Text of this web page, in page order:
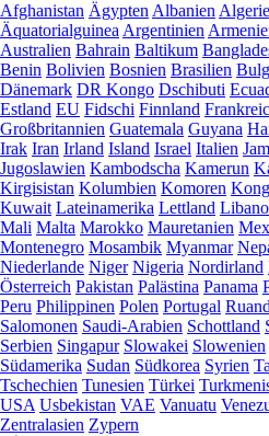
Afghanistan ÄgyptenAlbanien
ÄquatorialguineaArgentinien
Australien Bahrain Baltikum
Benin Bolivien Bosnien Brasilien
Dänemark DR Kongo Dschibuti
Estland EU Fidschi Finnland
Großbritannien Guatemala Guyana
Irak Iran Irland Island Israel Italien
Jugoslawien Kambodscha Kamerun
Kirgisistan Kolumbien Komoren
Kuwait Lateinamerika Lettland
Mali Malta Marokko Mauretanien
Montenegro Mosambik Myanmar
Niederlande Niger Nigeria Nordirland
Österreich Pakistan Palästina Panama
Peru Philippinen Polen Portugal
Salomonen Saudi-Arabien Schottland
Serbien Singapur Slowakei Slowenien
Südamerika Sudan Südkorea Syrien
Tschechien Tunesien Türkei
USA Usbekistan VAE Vanuatu
Zentralasien Zypern